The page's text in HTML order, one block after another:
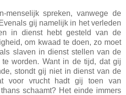
menselijk spreken, vanwege de
gij namelijk in het verleden
in dienst hebt gesteld van de
om kwaad te doen, zo moet
slaven in dienst stellen van de
worden. Want in de tijd, dat gij
stondt gij niet in dienst van de
voor vrucht hadt gij toen van
schaamt? Het einde immers